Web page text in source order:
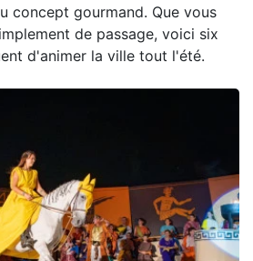
concept gourmand. Que vous
de passage, voici six
d'animer la ville tout l'été.